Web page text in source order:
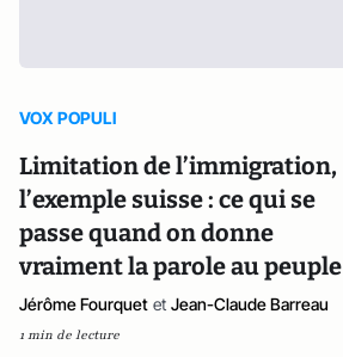
VOX POPULI
Limitation de l’immigration,
l’exemple suisse : ce qui se
passe quand on donne
vraiment la parole au peuple
Jérôme Fourquet et Jean-Claude Barreau
1 min de lecture